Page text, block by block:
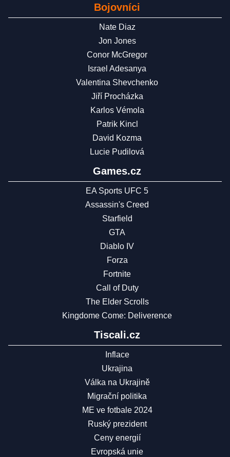
Bojovníci
Nate Diaz
Jon Jones
Conor McGregor
Israel Adesanya
Valentina Shevchenko
Jiří Procházka
Karlos Vémola
Patrik Kincl
David Kozma
Lucie Pudilová
Games.cz
EA Sports UFC 5
Assassin's Creed
Starfield
GTA
Diablo IV
Forza
Fortnite
Call of Duty
The Elder Scrolls
Kingdome Come: Deliverence
Tiscali.cz
Inflace
Ukrajina
Válka na Ukrajině
Migrační politika
ME ve fotbale 2024
Ruský prezident
Ceny energií
Evropská unie